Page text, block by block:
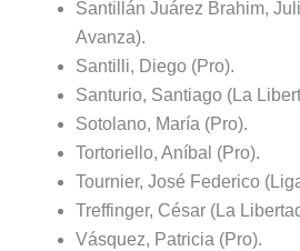
Santillán Juárez Brahim,
Avanza).
Santilli, Diego (Pro).
Santurio, Santiago (La
Sotolano, María (Pro).
Tortoriello, Aníbal (Pro).
Tournier, José Federico
Treffinger, César (La
Vásquez, Patricia (Pro).